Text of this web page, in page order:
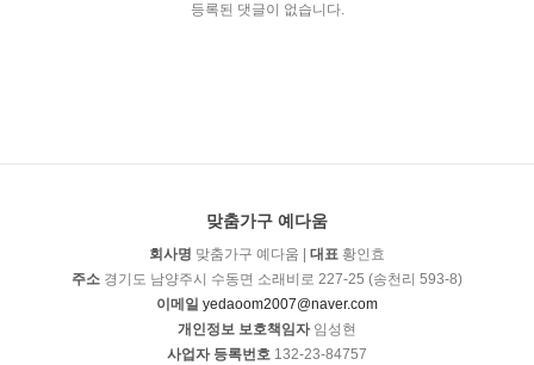
등록된 댓글이 없습니다.
맞춤가구 예다움
회사명 맞춤가구 예다움 | 대표 황인효
주소 경기도 남양주시 수동면 소래비로 227-25 (송천리 593-8)
이메일 yedaoom2007@naver.com
개인정보 보호책임자임성현
사업자 등록번호 132-23-84757